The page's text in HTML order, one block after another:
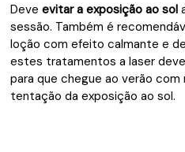
Deveevitar a exposição ao sol
sessão. Também é
loção com efeito calmante e
estes tratamentos a laser
para que chegue ao verão
tentação da exposição ao sol.